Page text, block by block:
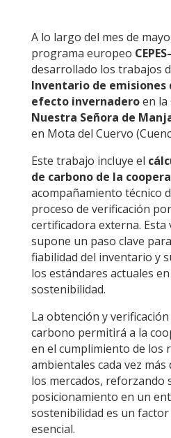
A lo largo del mes de
programa europeo
desarrollado los trabajos
Inventario de emisiones
efecto invernaderoen la
Nuestra Señora de
en Mota del Cuervo
Este trabajo incluye el
de carbono de la
acompañamiento técnico
proceso de verificación
certificadora externa. Esta
supone un paso clave
fiabilidad del inventario y
los estándares actuales
sostenibilidad.
La obtención y
carbono permitirá a la
en el cumplimiento de los
ambientales cada vez
los mercados, reforzando
posicionamiento en un
sostenibilidad es un
esencial.